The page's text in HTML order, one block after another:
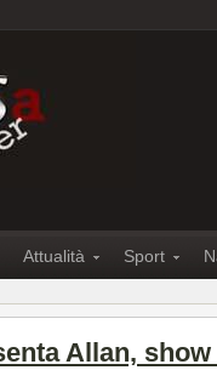
Attualità Sport
Allan,